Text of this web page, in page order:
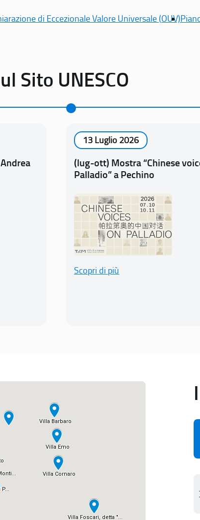
di Eccezionale Valore Universale (OUV)
Sito UNESCO
13 Luglio 2026
(lug-ott) Mostra “Chinese
Palladio” a Pechino
Scopri di più